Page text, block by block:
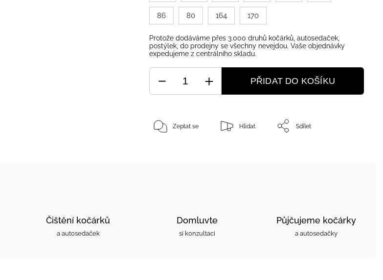
86 80 164 170
Protože dodáváme přes 3.000 druhů kočárků, autosedaček,
postýlek, do prodejny se všechny nevejdou. Vaše objednávky
expedujeme z centrálního skladu.
PŘIDAT DO KOŠÍKU
Zeptat se Hlídat Sdílet
Čištění kočárků
a autosedaček
Domluvte
si konzultaci
Půjčujeme kočárky
a autosedačky